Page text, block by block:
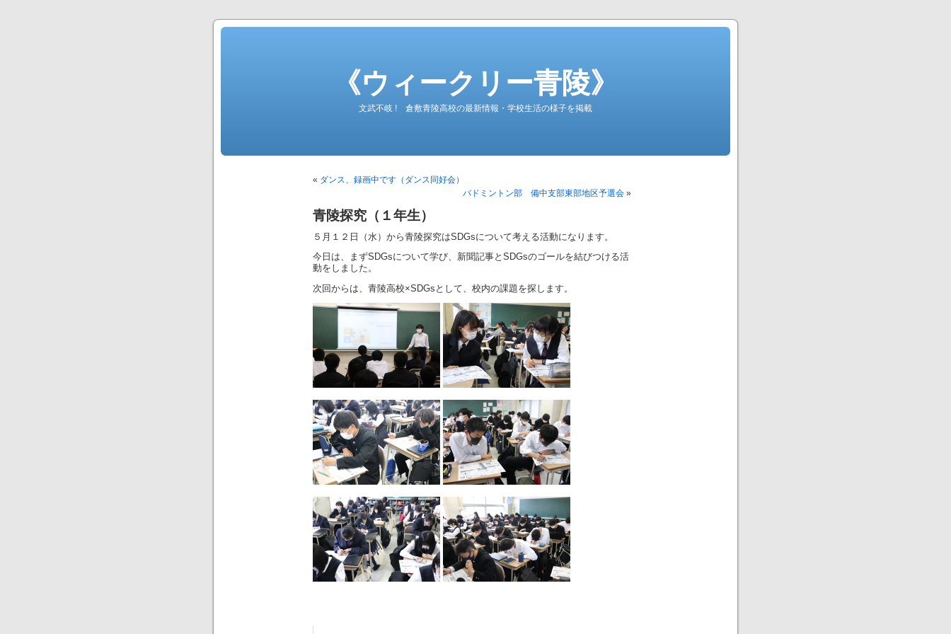
《ウィークリー青陵》
文武不岐 ! 倉敷青陵高校の最新情報・学校生活の様子を掲載
« ダンス、録画中です（ダンス同好会）
バドミントン部 備中支部東部地区予選会 »
青陵探究（１年生）
５月１２日（水）から青陵探究はSDGsについて考える活動になります。
今日は、まずSDGsについて学び、新聞記事とSDGsのゴールを結びつける活
動をしました。
次回からは、青陵高校×SDGsとして、校内の課題を探します。